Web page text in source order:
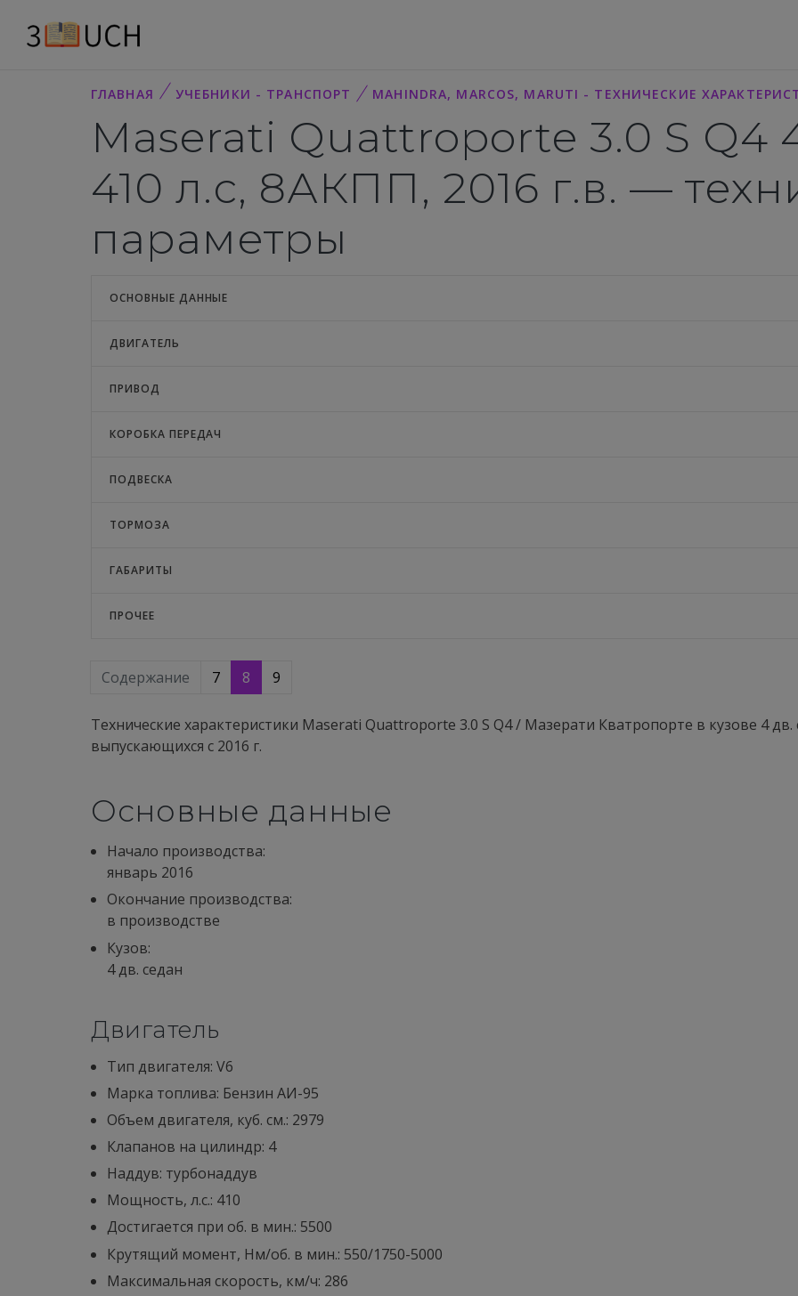
ГЛАВНАЯ УЧЕБНИКИ - ТРАНСПОРТ MAHINDRA, MARCOS, MARUTI - ТЕХНИЧЕСКИЕ
Maserati Quattroporte 3.0 S Q4
410 л.с, 8АКПП, 2016 г.в. —
параметры
ОСНОВНЫЕ ДАННЫЕ
ДВИГАТЕЛЬ
ПРИВОД
КОРОБКА ПЕРЕДАЧ
ПОДВЕСКА
ТОРМОЗА
ГАБАРИТЫ
ПРОЧЕЕ
Содержание 7 8 9
Технические характеристики Maserati Quattroporte 3.0 S Q4 / Мазерати Кватропорте в кузове 4 дв.
выпускающихся c 2016 г.
Основные данные
Начало производства:
январь 2016
Окончание производства:
в производстве
Кузов:
4 дв. седан
Двигатель
Тип двигателя: V6
Марка топлива: Бензин АИ-95
Объем двигателя, куб. см.: 2979
Клапанов на цилиндр: 4
Наддув: турбонаддув
Мощность, л.с.: 410
Достигается при об. в мин.: 5500
Крутящий момент, Нм/об. в мин.: 550/1750-5000
Максимальная скорость, км/ч: 286